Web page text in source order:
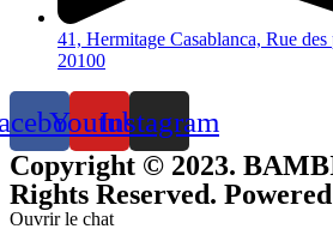
41, Hermitage Casablanca, Rue des
20100
YoutubeInstagram
Copyright © 2023.
Rights Reserved.
Ouvrir le chat